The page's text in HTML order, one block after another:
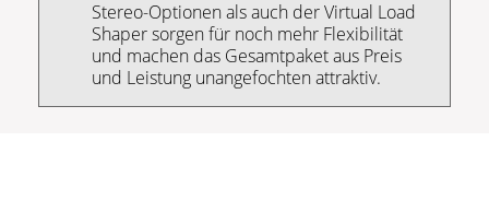
Stereo-Optionen als auch der Virtual Load
Shaper sorgen für noch mehr Flexibilität
und machen das Gesamtpaket aus Preis
und Leistung unangefochten attraktiv.